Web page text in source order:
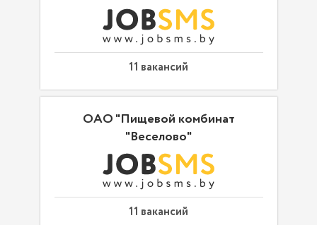
11 вакансий
ОАО "Пищевой комбинат
"Веселово"
11 вакансий